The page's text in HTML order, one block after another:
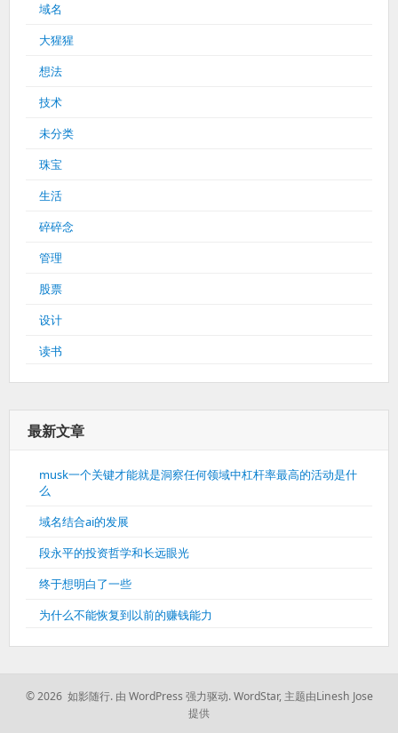
域名
大猩猩
想法
技术
未分类
珠宝
生活
碎碎念
管理
股票
设计
读书
最新文章
musk一个关键才能就是洞察任何领域中杠杆率最高的活动是什
么
域名结合ai的发展
段永平的投资哲学和长远眼光
终于想明白了一些
为什么不能恢复到以前的赚钱能力
© 2026 如影随行. 由 WordPress 强力驱动. WordStar, 主题由Linesh Jose
提供